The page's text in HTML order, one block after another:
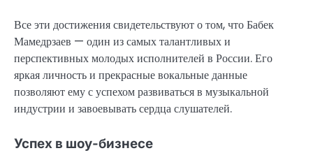
Все эти достижения свидетельствуют о том, что Бабек
Мамедрзаев — один из самых талантливых и
перспективных молодых исполнителей в России. Его
яркая личность и прекрасные вокальные данные
позволяют ему с успехом развиваться в музыкальной
индустрии и завоевывать сердца слушателей.
Успех в шоу-бизнесе